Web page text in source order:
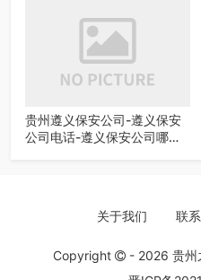
贵州遵义保安公司-遵义保安
公司电话-遵义保安公司哪家
关于我们 联
Copyright - 2026 贵州